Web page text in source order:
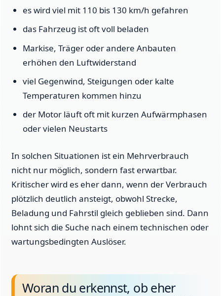
es wird viel mit 110 bis 130 km/h gefahren
das Fahrzeug ist oft voll beladen
Markise, Träger oder andere Anbauten
erhöhen den Luftwiderstand
viel Gegenwind, Steigungen oder kalte
Temperaturen kommen hinzu
der Motor läuft oft mit kurzen Aufwärmphasen
oder vielen Neustarts
In solchen Situationen ist ein Mehrverbrauch
nicht nur möglich, sondern fast erwartbar.
Kritischer wird es eher dann, wenn der Verbrauch
plötzlich deutlich ansteigt, obwohl Strecke,
Beladung und Fahrstil gleich geblieben sind. Dann
lohnt sich die Suche nach einem technischen oder
wartungsbedingten Auslöser.
Woran du erkennst, ob eher